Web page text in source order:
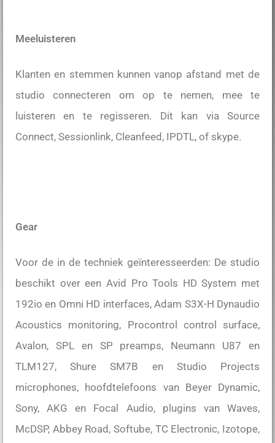
Meeluisteren
Klanten en stemmen kunnen vanop afstand met de
studio connecteren om op te nemen, mee te
luisteren en te regisseren. Dit kan via Source
Connect, Sessionlink, Cleanfeed, IPDTL, of skype.
Gear
Voor de in de techniek geïnteresseerden: De studio
beschikt over een Avid Pro Tools HD System met
192io en Omni HD interfaces, Adam S3X-H Dynaudio
Acoustics monitoring, Procontrol control surface,
Avalon, SPL en SP preamps, Neumann U87 en
TLM127, Shure SM7B en Studio Projects
microphones, hoofdtelefoons van Beyer Dynamic,
Sony, AKG en Focal Audio, plugins van Waves,
McDSP, Abbey Road, Softube, TC Electronic, Izotope,